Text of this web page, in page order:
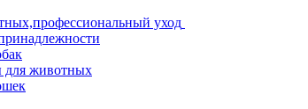
уход
для животных